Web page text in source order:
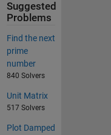
Suggested
Problems
Find the next
prime
number
840 Solvers
Unit Matrix
517 Solvers
Plot Damped